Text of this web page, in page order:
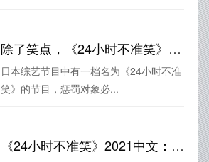
除了笑点，《24小时不准笑》哪季的惩罚最重？
日本综艺节目中有一档名为《24小时不准
笑》的节目，惩罚对象必...
《24小时不准笑》2021中文：挑战笑点，扛起挑战极限的重任